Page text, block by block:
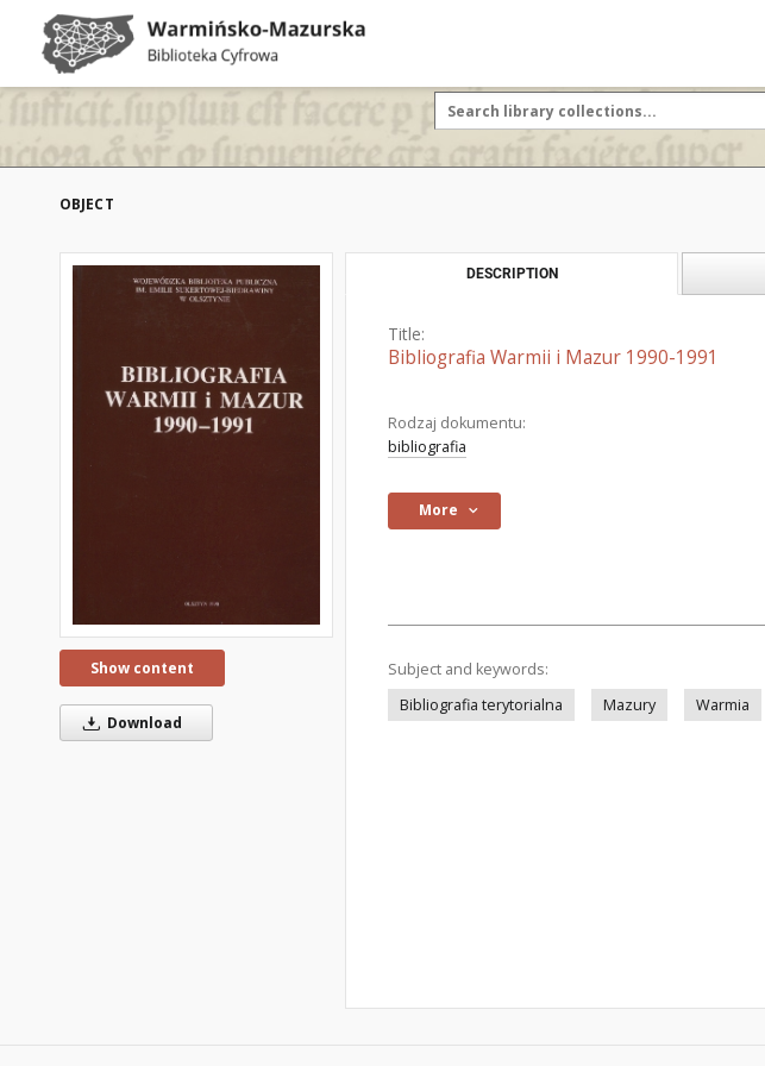
OBJECT
Show content
Download
DESCRIPTION
Title:
Bibliografia Warmii i Mazur 1990-1991
Rodzaj dokumentu:
bibliografia
More
Subject and keywords:
Bibliografia terytorialna
Mazury Warmia